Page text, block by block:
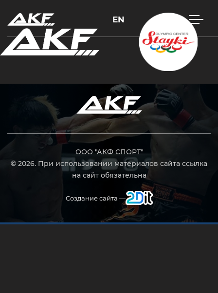
EN
ООО "АКФ СПОРТ"
© 2026. При использовании материалов сайта ссылка
на сайт обязательна
Создание сайта —
Нажмите Enter для поиска или Esc, чтобы закрыть